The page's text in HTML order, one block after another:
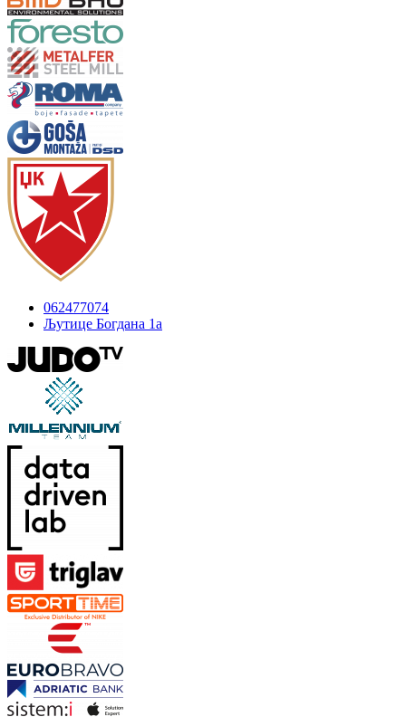
062477074
Љутице Богдана 1а